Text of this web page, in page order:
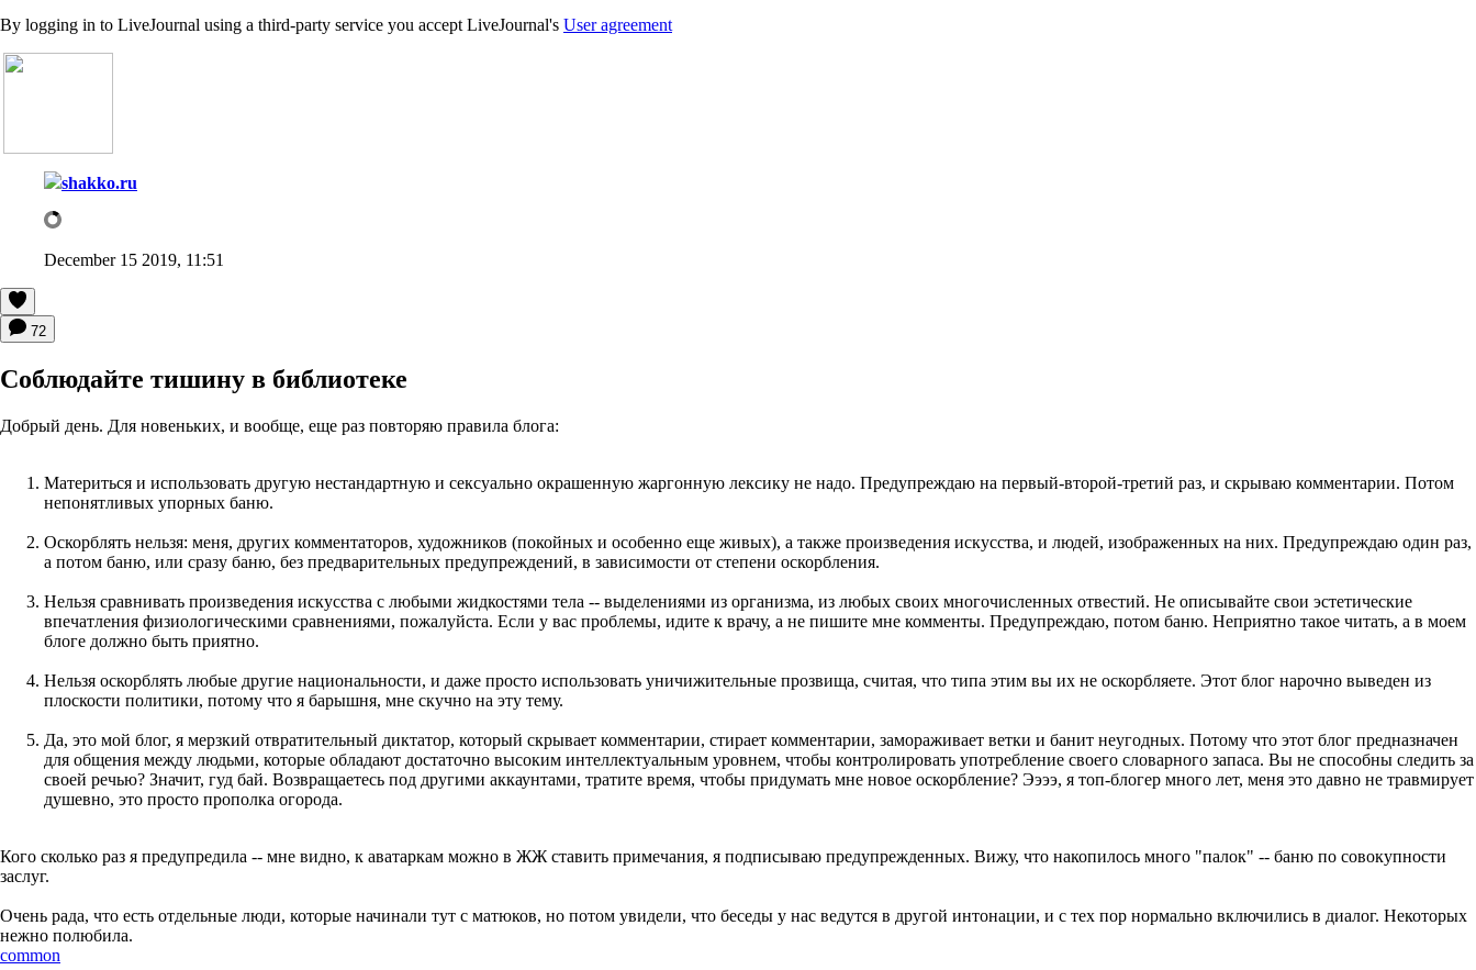
By logging in to LiveJournal using a third-party service you accept LiveJournal's User agreement
shakko.ru
December 15 2019, 11:51
72
Соблюдайте тишину в библиотеке
Добрый день. Для новеньких, и вообще, еще раз повторяю правила блога:
Материться и использовать другую нестандартную и сексуально окрашенную жаргонную лексику не надо. Предупреждаю на первый-второй-третий раз, и скрываю комментарии. Потом
непонятливых упорных баню.
Оскорблять нельзя: меня, других комментаторов, художников (покойных и особенно еще живых), а также произведения искусства, и людей, изображенных на них. Предупреждаю один раз,
а потом баню, или сразу баню, без предварительных предупреждений, в зависимости от степени оскорбления.
Нельзя сравнивать произведения искусства с любыми жидкостями тела -- выделениями из организма, из любых своих многочисленных отвестий. Не описывайте свои эстетические
впечатления физиологическими сравнениями, пожалуйста. Если у вас проблемы, идите к врачу, а не пишите мне комменты. Предупреждаю, потом баню. Неприятно такое читать, а в моем
блоге должно быть приятно.
Нельзя оскорблять любые другие национальности, и даже просто использовать уничижительные прозвища, считая, что типа этим вы их не оскорбляете. Этот блог нарочно выведен из
плоскости политики, потому что я барышня, мне скучно на эту тему.
Да, это мой блог, я мерзкий отвратительный диктатор, который скрывает комментарии, стирает комментарии, замораживает ветки и банит неугодных. Потому что этот блог предназначен
для общения между людьми, которые обладают достаточно высоким интеллектуальным уровнем, чтобы контролировать употребление своего словарного запаса. Вы не способны следить за
своей речью? Значит, гуд бай. Возвращаетесь под другими аккаунтами, тратите время, чтобы придумать мне новое оскорбление? Ээээ, я топ-блогер много лет, меня это давно не травмирует
душевно, это просто прополка огорода.
Кого сколько раз я предупредила -- мне видно, к аватаркам можно в ЖЖ ставить примечания, я подписываю предупрежденных. Вижу, что накопилось много "палок" -- баню по совокупности
заслуг.
Очень рада, что есть отдельные люди, которые начинали тут с матюков, но потом увидели, что беседы у нас ведутся в другой интонации, и с тех пор нормально включились в диалог. Некоторых
нежно полюбила.
common